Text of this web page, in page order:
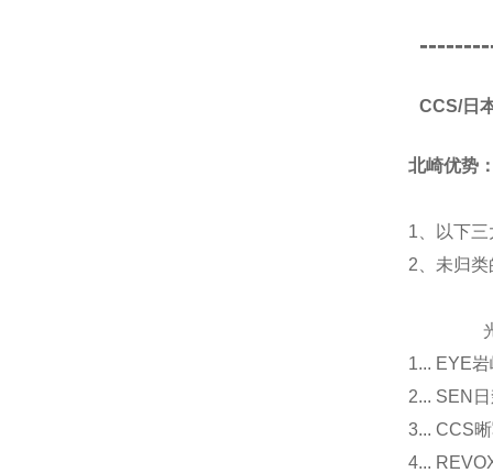
CCS/日
北崎优势
1、以下
2、未归
光源
1... EYE
2... SEN
3... CCS
4...